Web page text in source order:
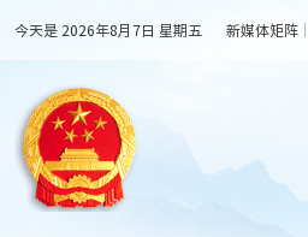
今天是 2026年8月7日 星期五 新媒体矩阵